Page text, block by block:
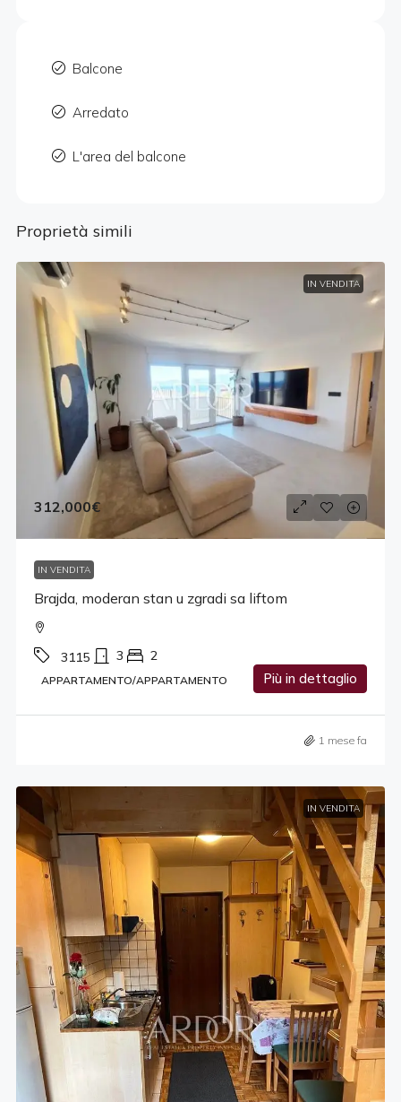
Balcone
Arredato
L'area del balcone
Proprietà simili
IN VENDITA
312,000€
IN VENDITA
Brajda, moderan stan u zgradi sa liftom
3115 3 2
APPARTAMENTO/APPARTAMENTO Più in dettaglio
1 mese fa
IN VENDITA